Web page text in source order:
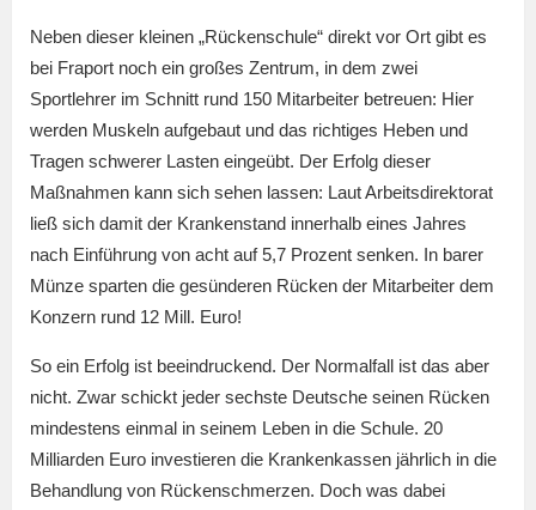
Neben dieser kleinen „Rückenschule“ direkt vor Ort gibt es
bei Fraport noch ein großes Zentrum, in dem zwei
Sportlehrer im Schnitt rund 150 Mitarbeiter betreuen: Hier
werden Muskeln aufgebaut und das richtiges Heben und
Tragen schwerer Lasten eingeübt. Der Erfolg dieser
Maßnahmen kann sich sehen lassen: Laut Arbeitsdirektorat
ließ sich damit der Krankenstand innerhalb eines Jahres
nach Einführung von acht auf 5,7 Prozent senken. In barer
Münze sparten die gesünderen Rücken der Mitarbeiter dem
Konzern rund 12 Mill. Euro!
So ein Erfolg ist beeindruckend. Der Normalfall ist das aber
nicht. Zwar schickt jeder sechste Deutsche seinen Rücken
mindestens einmal in seinem Leben in die Schule. 20
Milliarden Euro investieren die Krankenkassen jährlich in die
Behandlung von Rückenschmerzen. Doch was dabei